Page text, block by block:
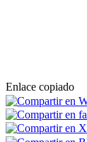
Enlace copiado